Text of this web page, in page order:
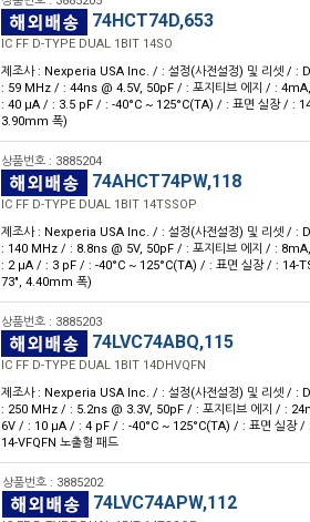
74HCT74D,653
IC FF D-TYPE DUAL 1BIT 14SO
제조사 : Nexperia USA Inc. / : 설정(사전설정) 및 리셋 / :
: 59 MHz / : 44ns @ 4.5V, 50pF / : 포지티브 에지 / :
: 40 μA / : 3.5 pF / : -40°C ~ 125°C(TA) / : 표면 실장 / :
3.90mm 폭)
상품번호 : 3885204
74AHCT74PW,118
IC FF D-TYPE DUAL 1BIT 14TSSOP
제조사 : Nexperia USA Inc. / : 설정(사전설정) 및 리셋 / :
: 140 MHz / : 8.8ns @ 5V, 50pF / : 포지티브 에지 / :
: 2 μA / : 3 pF / : -40°C ~ 125°C(TA) / : 표면 실장 / : 14-
73", 4.40mm 폭)
상품번호 : 3885203
74LVC74ABQ,115
IC FF D-TYPE DUAL 1BIT 14DHVQFN
제조사 : Nexperia USA Inc. / : 설정(사전설정) 및 리셋 / :
: 250 MHz / : 5.2ns @ 3.3V, 50pF / : 포지티브 에지 / :
6V / : 10 μA / : 4 pF / : -40°C ~ 125°C(TA) / : 표면 실장
14-VFQFN 노출형 패드
상품번호 : 3885202
74LVC74APW,112